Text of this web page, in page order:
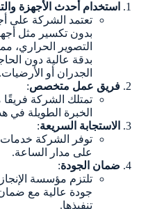
استخدام أحدث الأجهزة
تعتمد الشركة على
بدون تكسير مثل
التصوير الحراري،
بدقة عالية دون
الجدران أو الأرضيات.
فريق عمل متخصص:
تمتلك الشركة فريقًا
الخبرة الطويلة في
الاستجابة السريعة:
توفر الشركة خدمات
على مدار الساعة.
ضمان الجودة:
تلتزم مؤسسة
جودة عالية مع
تنفيذها.